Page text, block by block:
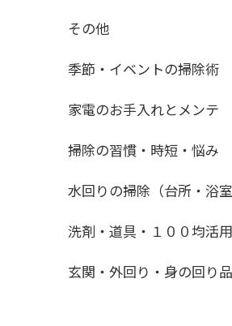
その他
季節・イベントの掃除術
家電のお手入れとメンテ
掃除の習慣・時短・悩み
水回りの掃除（台所・浴室
洗剤・道具・１００均活用
玄関・外回り・身の回り品